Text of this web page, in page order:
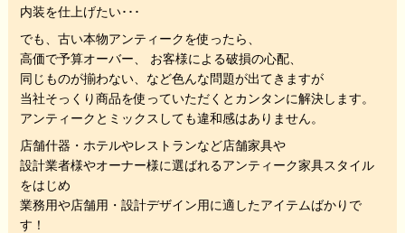
内装を仕上げたい･･･
でも、 古い本物アンティークを使ったら、
高価で予算オーバー、 お客様による破損の心配、
同じものが揃わない、 など色んな問題が出てきますが
当社そっくり商品を使っていただくと カンタンに解決します。
アンティークとミックスしても違和感はありません。
店舗什器・ホテルやレストランなど店舗家具や
設計業者様やオーナー様に選ばれるアンティーク家具スタイル
をはじめ
業務用や店舗用・設計デザイン用に適したアイテムばかりで
す！